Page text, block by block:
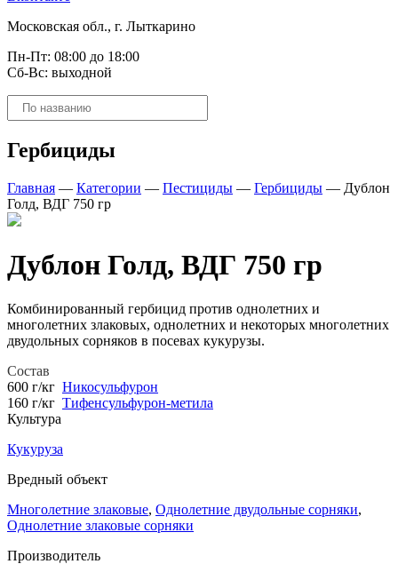
Московская обл., г. Лыткарино
Пн-Пт: 08:00 до 18:00
Сб-Вс: выходной
Поиск
товаров
Гербициды
Главная — Категории — Пестициды — Гербициды — Дублон
Голд, ВДГ 750 гр
Дублон Голд, ВДГ 750 гр
Комбинированный гербицид против однолетних и
многолетних злаковых, однолетних и некоторых многолетних
двудольных сорняков в посевах кукурузы.
Состав
600 г/кг Никосульфурон
160 г/кг Тифенсульфурон-метила
Культура
Кукуруза
Вредный объект
Многолетние злаковые, Однолетние двудольные сорняки,
Однолетние злаковые сорняки
Производитель